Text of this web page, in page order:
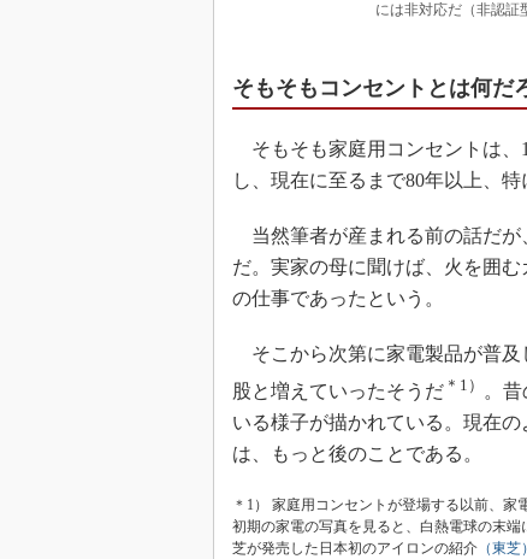
には非対応だ（非認証
そもそもコンセントとは何だ
そもそも家庭用コンセントは、
し、現在に至るまで80年以上、
当然筆者が産まれる前の話だが
だ。実家の母に聞けば、火を囲
の仕事であったという。
そこから次第に家電製品が普及
股と増えていったそうだ ＊1）
。
いる様子が描かれている。現在
は、もっと後のことである。
＊1） 家庭用コンセントが登場する以前、
初期の家電の写真を見ると、白熱電球の末
芝が発売した日本初のアイロンの紹介 （東芝）